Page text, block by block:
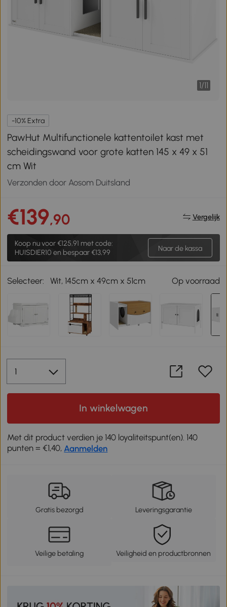
1/11
-10% Extra
PawHut Multifunctionele kattentoilet kast met
scheidingswand voor grote katten 145 x 49 x 51
cm Wit
Verzonden door Aosom Duitsland
€139,90 Vergelijk
Koop nu voor €125,91 met code:
HUISDIER10 en bespaar €13,99
Naar de kassa
Selecteer: Wit, 145cm x 49cm x 51cm Op voorraad
In winkelwagen
Met dit product verdien je 140 loyaliteitspunt(en). 140
punten = €1,40, Aanmelden
Gratis bezorgd Leveringsgarantie
Veilige betaling Veiligheid en productbronnen